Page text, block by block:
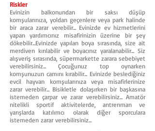
Riskler
Evinizin balkonundan bir saksı düşüp
komşularınıza, yoldan geçenlere veya park halinde
bir araca zarar verebilir... Evinizde ev hizmetlerini
yapan yardımcınız misafirinizin üzerine bir şey
dökebilir...Evinizde yapılan boya sırasında, size ait
merdiven kırılabilir ve boyacınız yaralanabilir... Siz
alışveriş sırasında, süpermarkette zarara sebebiyet
verebilirsiniz... Çocuğunuz top oynarken
komşunuzun camını kırabilir... Evinizde beslediğiniz
evcil hayvan komşularınıza veya misafirlerinize
zarar verebilir... Bisikletle dolaşırken bir başkasına
istemeden çarpar ve zarar verebilirsiniz... Amatör
nitelikli sportif aktivitelerde, antrenman ve
yarışlarda katılımcı olarak diğer sporculara
istemeden zarar verebilirsiniz...